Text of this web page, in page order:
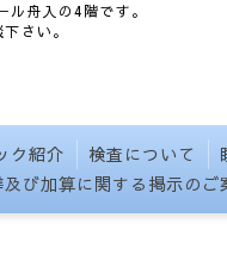
舟入の4階です。
さい。
ク紹介 検査について
び加算に関する掲示のご